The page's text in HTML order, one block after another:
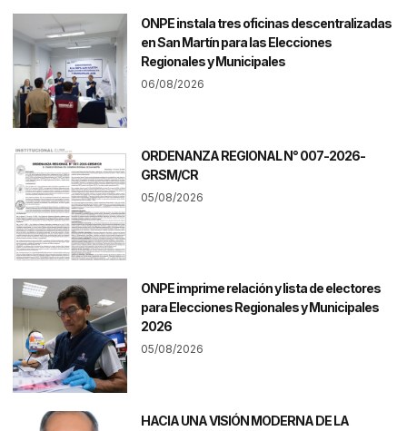
ONPE instala tres oficinas descentralizadas
en San Martín para las Elecciones
Regionales y Municipales
06/08/2026
ORDENANZA REGIONAL N° 007-2026-
GRSM/CR
05/08/2026
ONPE imprime relación y lista de electores
para Elecciones Regionales y Municipales
2026
05/08/2026
HACIA UNA VISIÓN MODERNA DE LA